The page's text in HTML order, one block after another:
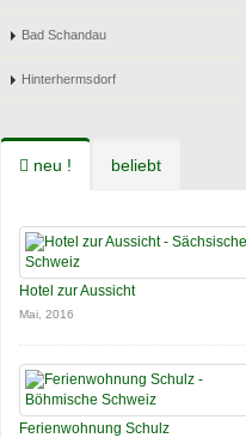
Bad Schandau
Hinterhermsdorf
neu ! beliebt
Hotel zur Aussicht
Mai, 2016
Ferienwohnung Schulz